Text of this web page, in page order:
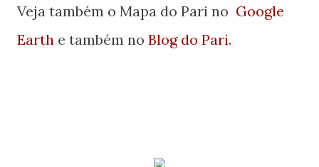
Veja também o Mapa do Pari no Google
Earth e também no Blog do Pari.